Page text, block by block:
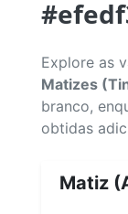
Explore as
Matizes
branco,
obtidas
Matiz